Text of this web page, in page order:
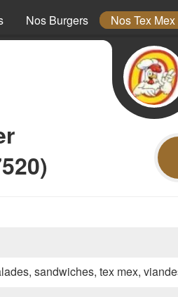
Nos Burgers Nos Tex Mex
sandwiches, tex mex,